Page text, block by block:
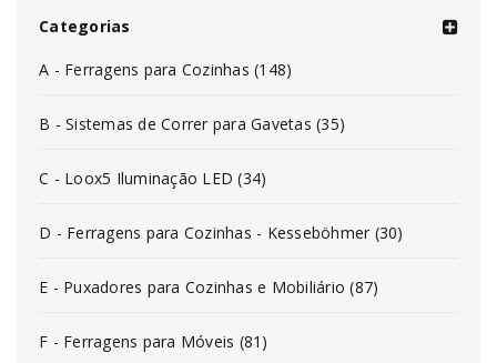
Categorias
A - Ferragens para Cozinhas (148)
B - Sistemas de Correr para Gavetas (35)
C - Loox5 Iluminação LED (34)
D - Ferragens para Cozinhas - Kesseböhmer (30)
E - Puxadores para Cozinhas e Mobiliário (87)
F - Ferragens para Móveis (81)